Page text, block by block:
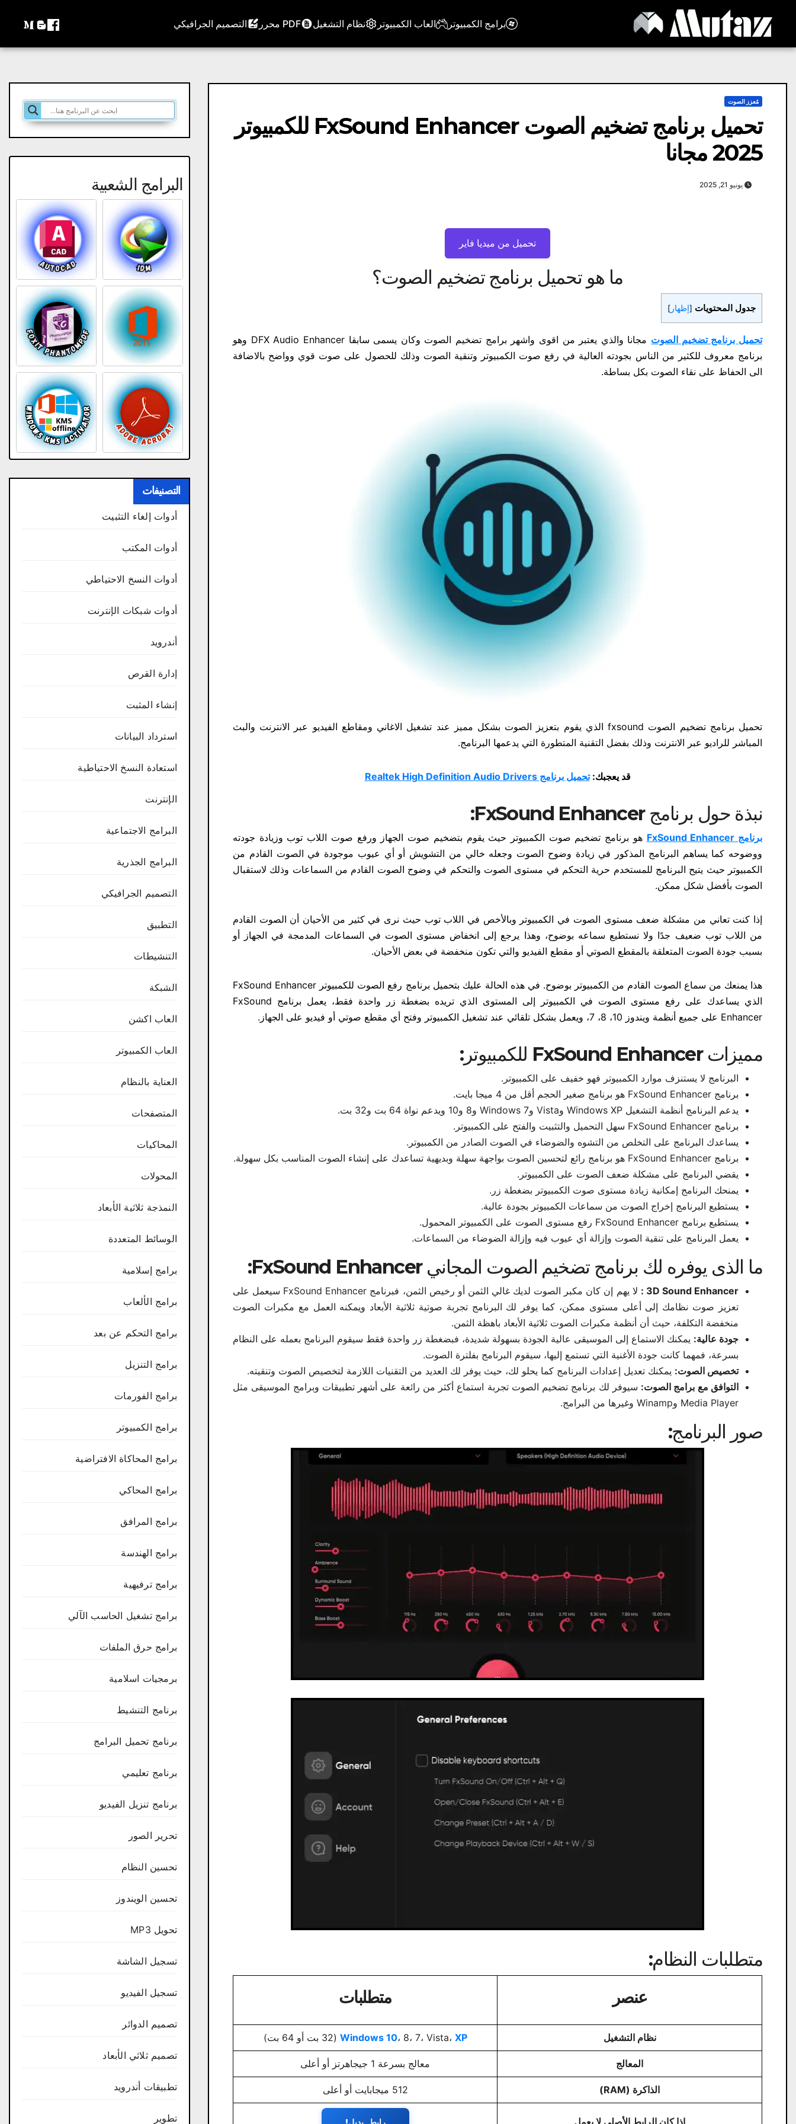
content
برامج الكمبيوتر العاب الكمبيوتر نظام التشغيل PDF محرر التصميم الجرافيكي
مُعزز الصوت
تحميل برنامج تضخيم الصوت FxSound Enhancer للكمبيوتر
2025 مجانا
يونيو 21, 2025
تحميل من ميديا ​​فاير
ما هو تحميل برنامج تضخيم الصوت؟
جدول المحتويات [إظهار ]
تحميل برنامج تضخيم الصوت
مجانا والذي يعتبر من اقوى واشهر برامج تضخيم الصوت وكان يسمى سابقا DFX Audio Enhancer وهو
برنامج معروف للكثير من الناس بجودته العالية في رفع صوت الكمبيوتر وتنقية الصوت وذلك للحصول على صوت قوي وواضح بالاضافة
الى الحفاظ على نقاء الصوت بكل بساطة.
تحميل برنامج تضخيم الصوت fxsound الذي يقوم بتعزيز الصوت بشكل مميز عند تشغيل الاغاني ومقاطع الفيديو عبر الانترنت والبث
المباشر للراديو عبر الانترنت وذلك بفضل التقنية المتطورة التي يدعمها البرنامج.
قد يعجبك:تحميل برنامج Realtek High Definition Audio Drivers
نبذة حول برنامج FxSound Enhancer:
برنامج FxSound Enhancer
هو برنامج تضخيم صوت الكمبيوتر حيث يقوم بتضخيم صوت الجهاز ورفع صوت اللاب توب وزيادة جودته
ووضوحه كما يساهم البرنامج المذكور في زيادة وضوح الصوت وجعله خالي من التشويش أو أي عيوب موجودة في الصوت القادم من
الكمبيوتر حيث يتيح البرنامج للمستخدم حرية التحكم في مستوى الصوت والتحكم في وضوح الصوت القادم من السماعات وذلك لاستقبال
الصوت بأفضل شكل ممكن.
إذا كنت تعاني من مشكلة ضعف مستوى الصوت في الكمبيوتر وبالأخص في اللاب توب حيث نرى في كثير من الأحيان أن الصوت القادم
من اللاب توب ضعيف جدًا ولا نستطيع سماعه بوضوح، وهذا يرجع إلى انخفاض مستوى الصوت في السماعات المدمجة في الجهاز أو
بسبب جودة الصوت المتعلقة بالمقطع الصوتي أو مقطع الفيديو والتي تكون منخفضة في بعض الأحيان.
هذا يمنعك من سماع الصوت القادم من الكمبيوتر بوضوح. في هذه الحالة عليك بتحميل برنامج رفع الصوت للكمبيوتر FxSound Enhancer
الذي يساعدك على رفع مستوى الصوت في الكمبيوتر إلى المستوى الذي تريده بضغطة زر واحدة فقط، يعمل برنامج FxSound
Enhancer على جميع أنظمة ويندوز 10، 8، 7، ويعمل بشكل تلقائي عند تشغيل الكمبيوتر وفتح أي مقطع صوتي أو فيديو على الجهاز.
مميزات FxSound Enhancer للكمبيوتر:
البرنامج لا يستنزف موارد الكمبيوتر فهو خفيف على الكمبيوتر.
برنامج FxSound Enhancer هو برنامج صغير الحجم أقل من 4 ميجا بايت.
يدعم البرنامج أنظمة التشغيل Windows XP وVista وWindows 7 و8 و10 ويدعم نواة 64 بت و32 بت.
برنامج FxSound Enhancer سهل التحميل والتثبيت والفتح على الكمبيوتر.
يساعدك البرنامج على التخلص من التشوه والضوضاء في الصوت الصادر من الكمبيوتر.
برنامج FxSound Enhancer هو برنامج رائع لتحسين الصوت بواجهة سهلة وبديهية تساعدك على إنشاء الصوت المناسب بكل سهولة.
يقضي البرنامج على مشكلة ضعف الصوت على الكمبيوتر.
يمنحك البرنامج إمكانية زيادة مستوى صوت الكمبيوتر بضغطة زر.
يستطيع البرنامج إخراج الصوت من سماعات الكمبيوتر بجودة عالية.
يستطيع برنامج FxSound Enhancer رفع مستوى الصوت على الكمبيوتر المحمول.
يعمل البرنامج على تنقية الصوت وإزالة أي عيوب فيه وإزالة الضوضاء من السماعات.
ما الذى يوفره لك برنامج تضخيم الصوت المجاني FxSound Enhancer:
3D Sound Enhancer :
لا يهم إن كان مكبر الصوت لديك غالي الثمن أو رخيص الثمن، فبرنامج FxSound Enhancer سيعمل على
تعزيز صوت نظامك إلى أعلى مستوى ممكن، كما يوفر لك البرنامج تجربة صوتية ثلاثية الأبعاد ويمكنه العمل مع مكبرات الصوت
منخفضة التكلفة، حيث أن أنظمة مكبرات الصوت ثلاثية الأبعاد باهظة الثمن.
جودة عالية: يمكنك الاستماع إلى الموسيقى عالية الجودة بسهولة شديدة، فبضغطة زر واحدة فقط سيقوم البرنامج بعمله على النظام
بسرعة، فمهما كانت جودة الأغنية التي تستمع إليها، سيقوم البرنامج بفلترة الصوت.
تخصيص الصوت: يمكنك تعديل إعدادات البرنامج كما يحلو لك، حيث يوفر لك العديد من التقنيات اللازمة لتخصيص الصوت وتنقيته.
التوافق مع برامج الصوت: سيوفر لك برنامج تضخيم الصوت تجربة استماع أكثر من رائعة على أشهر تطبيقات وبرامج الموسيقى مثل
Media Player وWinamp وغيرها من البرامج.
صور البرنامج:
متطلبات النظام:
عنصر متطلبات
نظام التشغيل Windows 10، 8، 7، Vista، XP (32 بت أو 64 بت)
المعالج معالج بسرعة 1 جيجاهرتز أو أعلى
الذاكرة (RAM) 512 ميجابايت أو أعلى
البرامج الشعبية
التصنيفات
أدوات إلغاء التثبيت
أدوات المكتب
أدوات النسخ الاحتياطي
أدوات شبكات الإنترنت
أندرويد
إدارة القرص
إنشاء المثبت
استرداد البيانات
استعادة النسخ الاحتياطية
الإنترنت
البرامج الاجتماعية
البرامج الجذرية
التصميم الجرافيكي
التطبيق
التنشيطات
الشبكة
العاب اكشن
العاب الكمبيوتر
العناية بالنظام
المتصفحات
المحاكيات
المحولات
النمذجة ثلاثية الأبعاد
الوسائط المتعددة
برامج إسلامية
برامج الألعاب
برامج التحكم عن بعد
برامج التنزيل
برامج الفورمات
برامج الكمبيوتر
برامج المحاكاة الافتراضية
برامج المحاكي
برامج المرافق
برامج الهندسة
برامج ترفيهية
برامج تشغيل الحاسب الآلي
برامج حرق الملفات
برمجيات اسلامية
برنامج التنشيط
برنامج تحميل البرامج
برنامج تعليمي
برنامج تنزيل الفيديو
تحرير الصور
تحسين النظام
تحسين الويندوز
تحويل MP3
تسجيل الشاشة
تسجيل الفيديو
تصميم الدوائر
تصميم ثلاثي الأبعاد
تطبيقات أندرويد
تطوير